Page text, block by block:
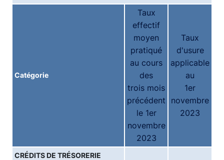
Catégorie
Taux
effectif
moyen
pratiqué
au cours
des
trois mois
précédent
le 1er
novembre
2023
Taux
d'usure
applicable
au
1er
novembre
2023
CRÉDITS DE TRÉSORERIE